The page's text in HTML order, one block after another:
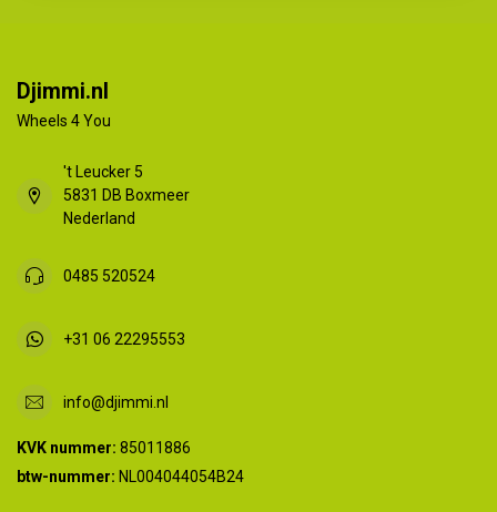
Djimmi.nl
Wheels 4 You
't Leucker 5
5831 DB Boxmeer
Nederland
0485 520524
+31 06 22295553
info@djimmi.nl
KVK nummer: 85011886
btw-nummer: NL004044054B24